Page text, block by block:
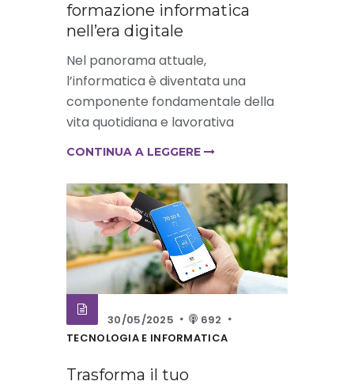
formazione informatica
nell’era digitale
Nel panorama attuale,
l’informatica è diventata una
componente fondamentale della
vita quotidiana e lavorativa
CONTINUA A LEGGERE
30/05/2025
692
TECNOLOGIA E INFORMATICA
Trasforma il tuo